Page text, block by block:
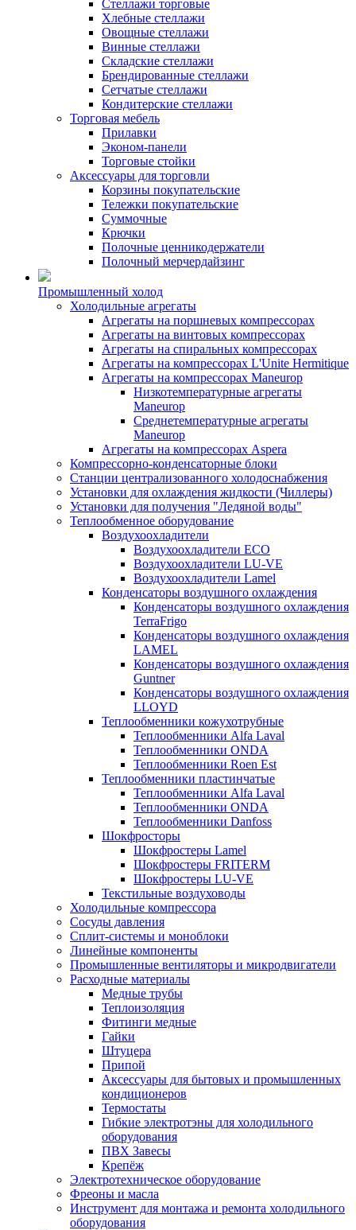
Стеллажи торговые
Хлебные стеллажи
Овощные стеллажи
Винные стеллажи
Складские стеллажи
Брендированные стеллажи
Сетчатые стеллажи
Кондитерские стеллажи
Торговая мебель
Прилавки
Эконом-панели
Торговые стойки
Аксессуары для торговли
Корзины покупательские
Тележки покупательские
Суммочные
Крючки
Полочные ценникодержатели
Полочный мерчердайзинг
Промышленный холод
Холодильные агрегаты
Агрегаты на поршневых компрессорах
Агрегаты на винтовых компрессорах
Агрегаты на спиральных компрессорах
Агрегаты на компрессорах L'Unite Hermitique
Агрегаты на компрессорах Maneurop
Низкотемпературные агрегаты
Maneurop
Среднетемпературные агрегаты
Maneurop
Агрегаты на компрессорах Aspera
Компрессорно-конденсаторные блоки
Станции централизованного холодоснабжения
Установки для охлаждения жидкости (Чиллеры)
Установки для получения "Ледяной воды"
Теплообменное оборудование
Воздухоохладители
Воздухоохладители EСО
Воздухоохладители LU-VE
Воздухоохладители Lamel
Конденсаторы воздушного охлаждения
Конденсаторы воздушного охлаждения
TerraFrigo
Конденсаторы воздушного охлаждения
LAMEL
Конденсаторы воздушного охлаждения
Guntner
Конденсаторы воздушного охлаждения
LLOYD
Теплообменники кожухотрубные
Теплообменники Alfa Laval
Теплообменники ONDA
Теплообменники Roen Est
Теплообменники пластинчатые
Теплообменники Alfa Laval
Теплообменники ONDA
Теплообменники Danfoss
Шокфросторы
Шокфростеры Lamel
Шокфростеры FRITERM
Шокфростеры LU-VE
Текстильные воздуховоды
Холодильные компрессора
Сосуды давления
Cплит-системы и моноблоки
Линейные компоненты
Промышленные вентиляторы и микродвигатели
Расходные материалы
Медные трубы
Теплоизоляция
Фитинги медные
Гайки
Штуцера
Припой
Аксессуары для бытовых и промышленных
кондиционеров
Термостаты
Гибкие электротэны для холодильного
оборудования
ПВХ Завесы
Крепёж
Электротехническое оборудование
Фреоны и масла
Инструмент для монтажа и ремонта холодильного
оборудования